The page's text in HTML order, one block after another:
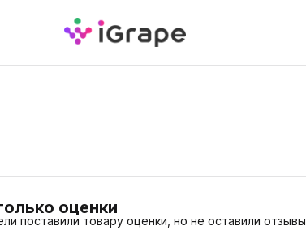
оценки
поставили товару оценки, но не оставили отзывы